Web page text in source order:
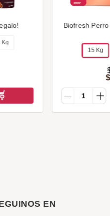
Kg
Biofresh
15 Kg
$
EN